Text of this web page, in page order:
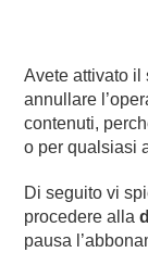
Avete attivato il
annullare
contenuti,
o per qualsiasi
Di seguito vi
procedere alla
pausa